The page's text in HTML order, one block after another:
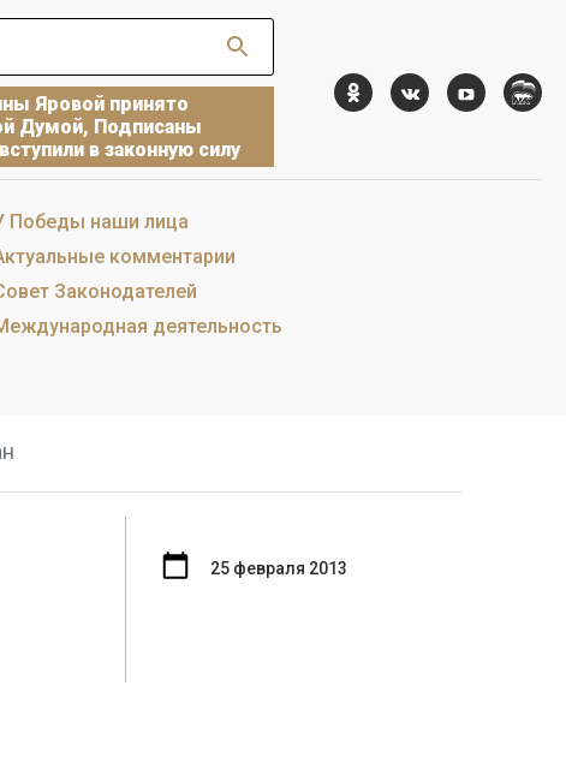
Яровой принято
Думой, Подписаны
в законную силу
Победы наши лица
комментарии
Законодателей
деятельность
25 февраля 2013